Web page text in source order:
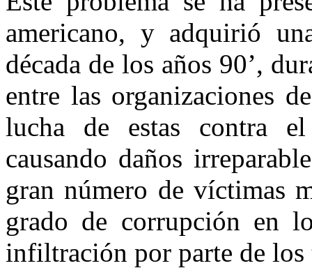
americano, y adquirió
década de los años 90’,
entre las organizaciones
lucha de estas contra
causando daños
gran número de víctimas
grado de corrupción en
infiltración por parte de los